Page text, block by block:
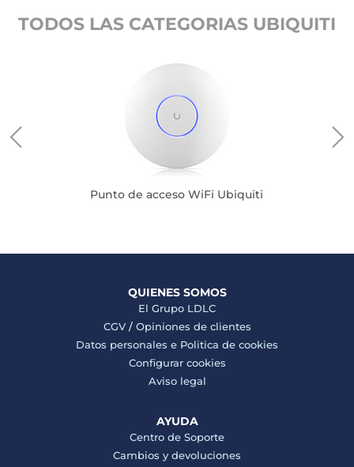
TODOS LAS CATEGORIAS UBIQUITI
Punto de acceso WiFi Ubiquiti
QUIENES SOMOS
El Grupo LDLC
CGV/ Opiniones de clientes
Datos personales e Politica de cookies
Configurar cookies
Aviso legal
AYUDA
Centro de Soporte
Cambios y devoluciones